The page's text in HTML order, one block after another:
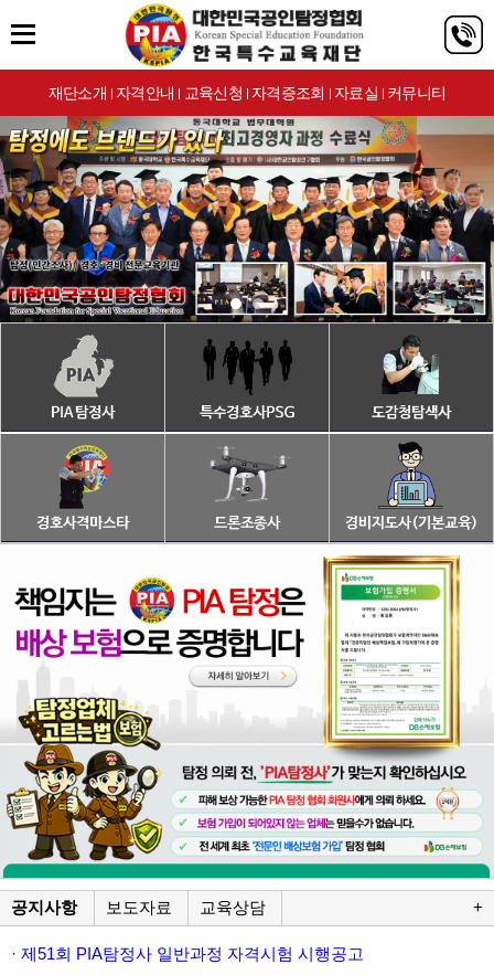
재단소개 | 자격안내 | 교육신청 | 자격증조회 | 자료실 | 커뮤니티
공지사항 보도자료 교육상담 +
· 제51회 PIA탐정사 일반과정 자격시험 시행공고